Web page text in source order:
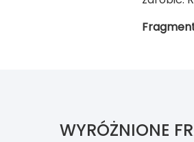
WYRÓŻNIONE